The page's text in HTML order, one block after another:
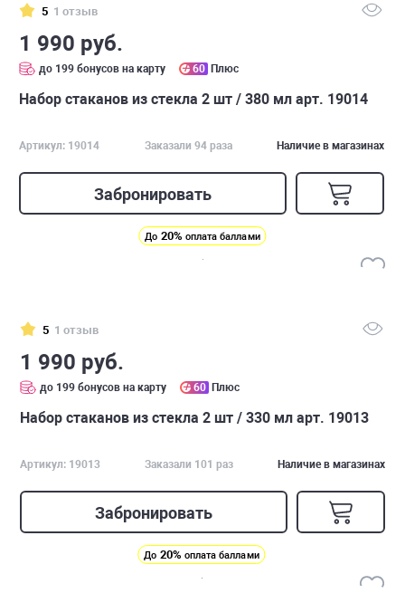
5 1 отзыв
1 990 руб.
до 199 бонусов на карту 60 Плюс
Набор стаканов из стекла 2 шт / 380 мл арт. 19014
Артикул: 19014 Заказали 94 раза Наличие в магазинах
Забронировать
До 20% оплата баллами
5 1 отзыв
1 990 руб.
до 199 бонусов на карту 60 Плюс
Набор стаканов из стекла 2 шт / 330 мл арт. 19013
Артикул: 19013 Заказали 101 раз Наличие в магазинах
Забронировать
До 20% оплата баллами